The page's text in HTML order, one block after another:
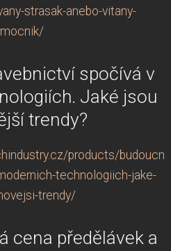
strasak-anebo-vitany-
spočívá v
Jaké jsou
trendy?
products/
technologiich-jake-
trendy/
cena předělávek a